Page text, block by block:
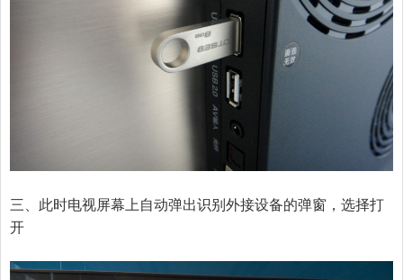
三、此时电视屏幕上自动弹出识别外接设备的弹窗，选择打
开